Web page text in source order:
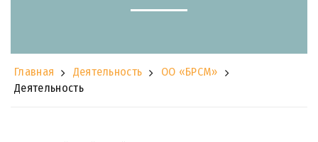
Главная Деятельность
ОО «БРСМ»
Деятельность